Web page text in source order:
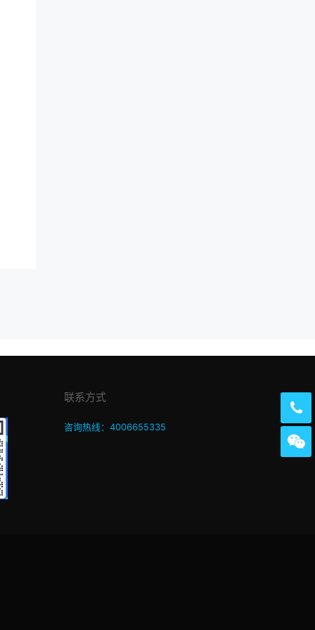
联系方式
咨询热线：4006655335